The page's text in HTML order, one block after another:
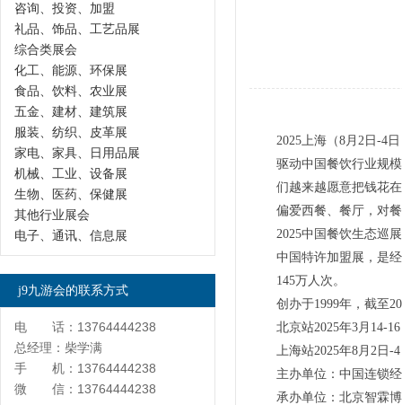
2025上海（8月2日-4
驱动中国餐饮行业规
们越来越愿意把钱花
偏爱西餐、餐厅，对
2025中国餐饮生态巡
中国特许加盟展，是
145万人次。
创办于1999年，截至
北京站2025年3月
上海站2025年8月2
主办单位：中国连锁
承办单位：北京智霖
咨询、投资、加盟
礼品、饰品、工艺品展
综合类展会
化工、能源、环保展
食品、饮料、农业展
五金、建材、建筑展
服装、纺织、皮革展
家电、家具、日用品展
机械、工业、设备展
生物、医药、保健展
其他行业展会
电子、通讯、信息展
j9九游会的联系方式
电 话：13764444238
总经理：柴学满
手 机：13764444238
微 信：13764444238